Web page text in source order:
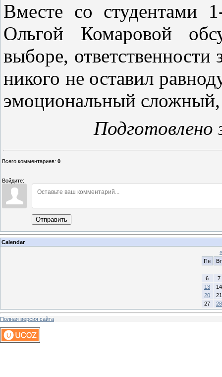
Вместе со студентами
Ольгой Комаровой
выборе,
никого не оставил
эмоциональный
Всего комментариев: 0
Войдите:
Отправить
Calendar
«
Пн
Вт
6
7
13
14
20
21
27
28
Полная версия сайта